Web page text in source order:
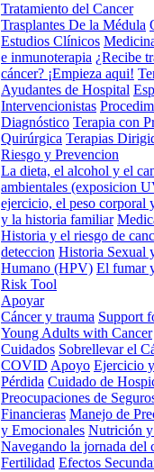
Tratamiento del Cancer
Trasplantes De la Médula
Estudios Clínicos
e inmunoterapia ¿Recibe
cáncer? ¡Empieza aqui!
Ayudantes de Hospital
Intervencionistas
Diagnóstico Terapia con
Quirúrgica Terapias
Riesgo y Prevencion
La dieta, el alcohol y el
ambientales (exposicion
ejercicio, el peso corporal
y la historia familiar
Historia y el riesgo de
deteccion Historia Sexual
Humano (HPV) El fumar
Risk Tool
Apoyar
Cáncer y trauma Support
Young Adults with Cancer
Cuidados Sobrellevar el
COVID Apoyo Ejercicio
Pérdida Cuidado de
Preocupaciones de
Financieras Manejo de
y Emocionales Nutrición
Navegando la jornada del
Fertilidad Efectos